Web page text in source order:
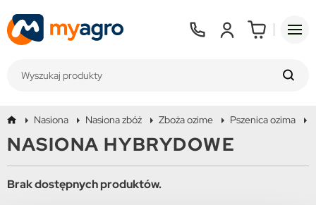
Nasiona Nasiona zbóż Zboża ozime Pszenica ozima
NASIONA HYBRYDOWE
Brak dostępnych produktów.